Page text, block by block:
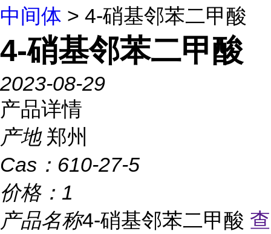
中间体 > 4-硝基邻苯二甲酸
4-硝基邻苯二甲酸
2023-08-29
产品详情
产地 郑州
Cas： 610-27-5
价格： 1
产品名称4-硝基邻苯二甲酸 查